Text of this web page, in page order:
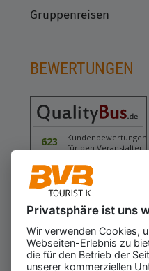
Gruppenreisen
BEWERTUNGEN
623
Kundenbewertungen
für den Veranstalter
Gesamtbewertung
4.43von 5.00
Weiterempfehlung
97%
08.08.2026 ⓘ Echte Bewertungen
Privatsphäre ist uns
Wir verwenden Cookies,
Webseiten-Erlebnis zu
die für den Betrieb der
unserer kommerziellen